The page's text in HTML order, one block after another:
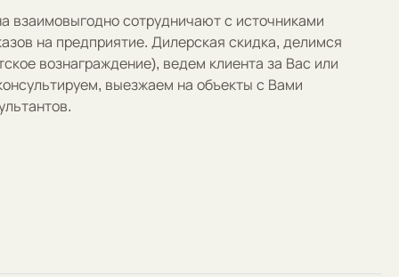
взаимовыгодно сотрудничают с источниками
на предприятие. Дилерская скидка, делимся
вознаграждение), ведем клиента за Вас или
выезжаем на объекты с Вами